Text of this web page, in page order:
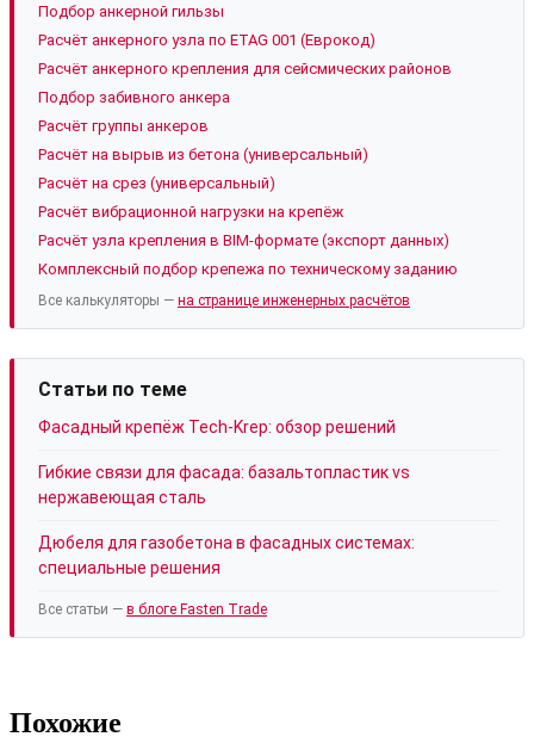
Подбор анкерной гильзы
Расчёт анкерного узла по ETAG 001 (Еврокод)
Расчёт анкерного крепления для сейсмических районов
Подбор забивного анкера
Расчёт группы анкеров
Расчёт на вырыв из бетона (универсальный)
Расчёт на срез (универсальный)
Расчёт вибрационной нагрузки на крепёж
Расчёт узла крепления в BIM-формате (экспорт данных)
Комплексный подбор крепежа по техническому заданию
Все калькуляторы — на странице инженерных расчётов
Статьи по теме
Фасадный крепёж Tech-Krep: обзор решений
Гибкие связи для фасада: базальтопластик vs
нержавеющая сталь
Дюбеля для газобетона в фасадных системах:
специальные решения
Все статьи — в блоге Fasten Trade
Похожие